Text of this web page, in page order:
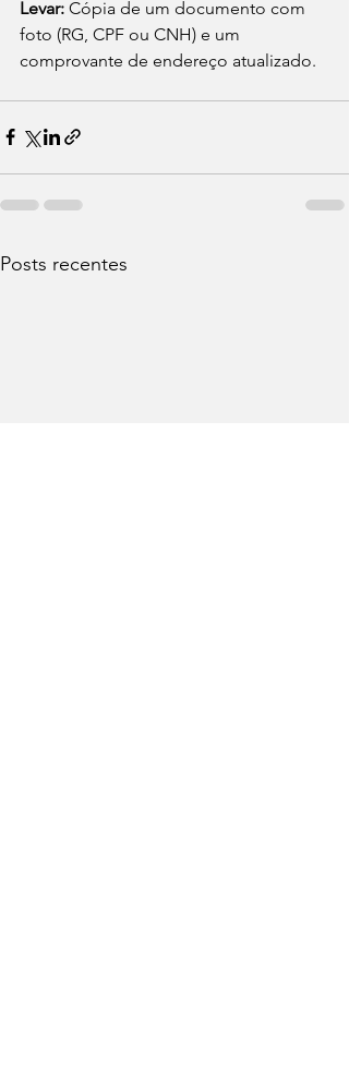
Levar: Cópia de um documento com
foto (RG, CPF ou CNH) e um
comprovante de endereço atualizado.
Posts recentes